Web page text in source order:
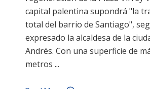
capital palentina supondrá "la
total del barrio de Santiago",
expresado la alcaldesa de la
Andrés. Con una superficie de
metros